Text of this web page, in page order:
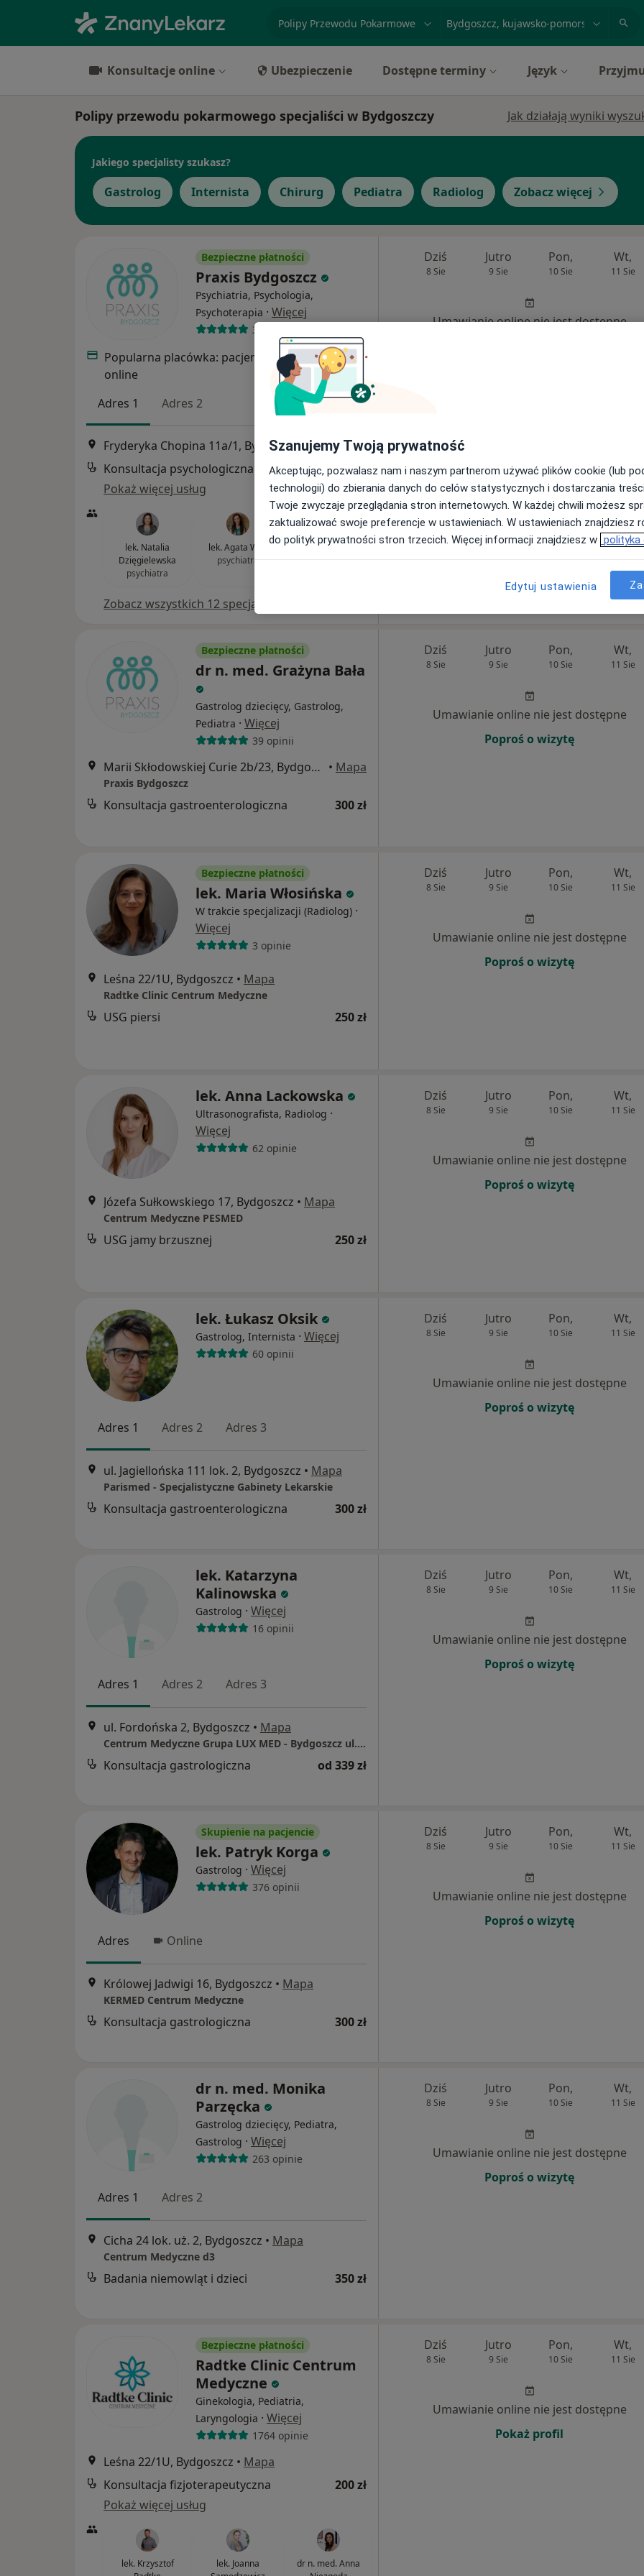
Konsultacje online Ubezpieczenie Dostępne terminy Język
Polipy przewodu pokarmowego specjaliści w Bydgoszczy Jak działają wyniki
Jakiego specjalisty szukasz?
Gastrolog Internista Chirurg Pediatra Radiolog Zobacz więcej
Bezpieczne płatności
Praxis Bydgoszcz
Psychiatria, Psychologia,
Psychoterapia · Więcej
3296 opinii
Popularna placówka: pacjenci chętnie płacą
online
Adres 1
Adres 2
Fryderyka Chopina 11a/1, Bydgoszcz • Mapa
Konsultacja psychologiczna
250 zł
Pokaż więcej usług
lek. Natalia
Dzięgielewska
psychiatra
lek. Agata Wolf
psychiatra
lek. Paweł Kapała
Zobacz wszystkich 12 specjalistów
Dziś
8 Sie
Jutro
9 Sie
Pon,
10 Sie
Wt,
11 Sie
Umawianie online nie jest dostępne
Bezpieczne płatności
dr n. med. Grażyna Bała
Gastrolog dziecięcy, Gastrolog,
Pediatra · Więcej
39 opinii
Marii Skłodowskiej Curie 2b/23, Bydgoszcz • Mapa
Praxis Bydgoszcz
Konsultacja gastroenterologiczna 300 zł
Dziś
8 Sie
Jutro
9 Sie
Pon,
10 Sie
Wt,
11 Sie
Umawianie online nie jest dostępne
Poproś o wizytę
Bezpieczne płatności
lek. Maria Włosińska
W trakcie specjalizacji (Radiolog) ·
Więcej
3 opinie
Leśna 22/1U, Bydgoszcz • Mapa
Radtke Clinic Centrum Medyczne
USG piersi 250 zł
Dziś
8 Sie
Jutro
9 Sie
Pon,
10 Sie
Wt,
11 Sie
Umawianie online nie jest dostępne
Poproś o wizytę
lek. Anna Lackowska
Ultrasonografista, Radiolog ·
Więcej
62 opinie
Józefa Sułkowskiego 17, Bydgoszcz • Mapa
Centrum Medyczne PESMED
USG jamy brzusznej 250 zł
Dziś
8 Sie
Jutro
9 Sie
Pon,
10 Sie
Wt,
11 Sie
Umawianie online nie jest dostępne
Poproś o wizytę
lek. Łukasz Oksik
Gastrolog, Internista · Więcej
60 opinii
Adres 1 Adres 2 Adres 3
ul. Jagiellońska 111 lok. 2, Bydgoszcz • Mapa
Parismed - Specjalistyczne Gabinety Lekarskie
Konsultacja gastroenterologiczna 300 zł
Dziś
8 Sie
Jutro
9 Sie
Pon,
10 Sie
Wt,
11 Sie
Umawianie online nie jest dostępne
Poproś o wizytę
lek. Katarzyna
Kalinowska
Gastrolog · Więcej
16 opinii
Adres 1 Adres 2 Adres 3
ul. Fordońska 2, Bydgoszcz • Mapa
Centrum Medyczne Grupa LUX MED - Bydgoszcz ul. Fordońska 2
Konsultacja gastrologiczna od 339 zł
Dziś
8 Sie
Jutro
9 Sie
Pon,
10 Sie
Wt,
11 Sie
Umawianie online nie jest dostępne
Poproś o wizytę
Skupienie na pacjencie
lek. Patryk Korga
Gastrolog · Więcej
376 opinii
Adres Online
Królowej Jadwigi 16, Bydgoszcz • Mapa
KERMED Centrum Medyczne
Konsultacja gastrologiczna 300 zł
Dziś
8 Sie
Jutro
9 Sie
Pon,
10 Sie
Wt,
11 Sie
Umawianie online nie jest dostępne
Poproś o wizytę
dr n. med. Monika
Parzęcka
Gastrolog dziecięcy, Pediatra,
Gastrolog · Więcej
263 opinie
Adres 1 Adres 2
Cicha 24 lok. uż. 2, Bydgoszcz • Mapa
Centrum Medyczne d3
Badania niemowląt i dzieci 350 zł
Dziś
8 Sie
Jutro
9 Sie
Pon,
10 Sie
Wt,
11 Sie
Umawianie online nie jest dostępne
Poproś o wizytę
Bezpieczne płatności
Radtke Clinic Centrum
Medyczne
Ginekologia, Pediatria,
Laryngologia · Więcej
1764 opinie
Leśna 22/1U, Bydgoszcz • Mapa
Konsultacja fizjoterapeutyczna
200 zł
Pokaż więcej usług
lek. Krzysztof
lek. Joanna
dr n. med. Anna
Dziś
8 Sie
Jutro
9 Sie
Pon,
10 Sie
Wt,
11 Sie
Umawianie online nie jest dostępne
Pokaż profil
Szanujemy Twoją prywatność
Akceptując, pozwalasz nam i naszym partnerom używać plików cookie (lub
technologii) do zbierania danych do celów statystycznych i dostarczania
Twoje zwyczaje przeglądania stron internetowych. W każdej chwili możesz
zaktualizować swoje preferencje w ustawieniach. W ustawieniach znajdziesz
do polityk prywatności stron trzecich. Więcej informacji znajdziesz w polityka
Edytuj ustawienia